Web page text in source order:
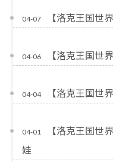
04-07 【洛克王国世
04-06 【洛克王国世
04-04 【洛克王国世
04-01
【洛克王国世
娃